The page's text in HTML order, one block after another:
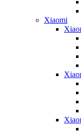
Xiaomi